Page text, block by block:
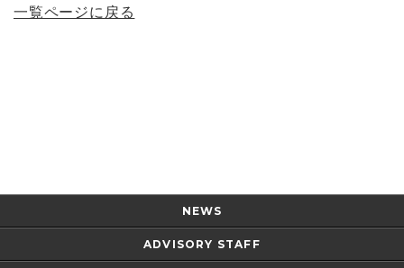
一覧ページに戻る
NEWS
ADVISORY STAFF